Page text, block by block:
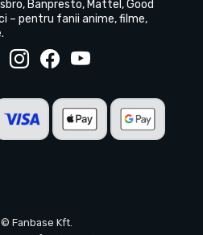
Banpresto, Mattel, Good
– pentru fanii anime, filme,
Fanbase Kft.